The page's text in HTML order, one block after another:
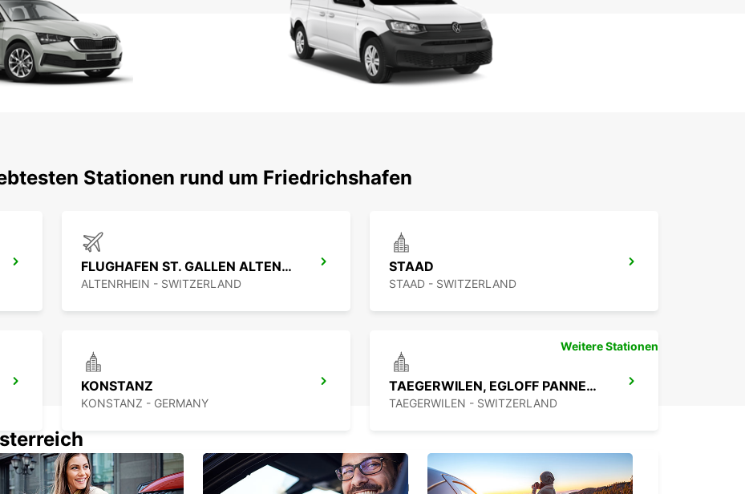
Stationen rund um Friedrichshafen
FLUGHAFEN ST. GALLEN ALTENRHEIN
ALTENRHEIN - SWITZERLAND
STAAD
STAAD - SWITZERLAND
KONSTANZ
KONSTANZ - GERMANY
TAEGERWILEN, EGLOFF PANNENHILFE
TAEGERWILEN - SWITZERLAND
Weitere Stationen